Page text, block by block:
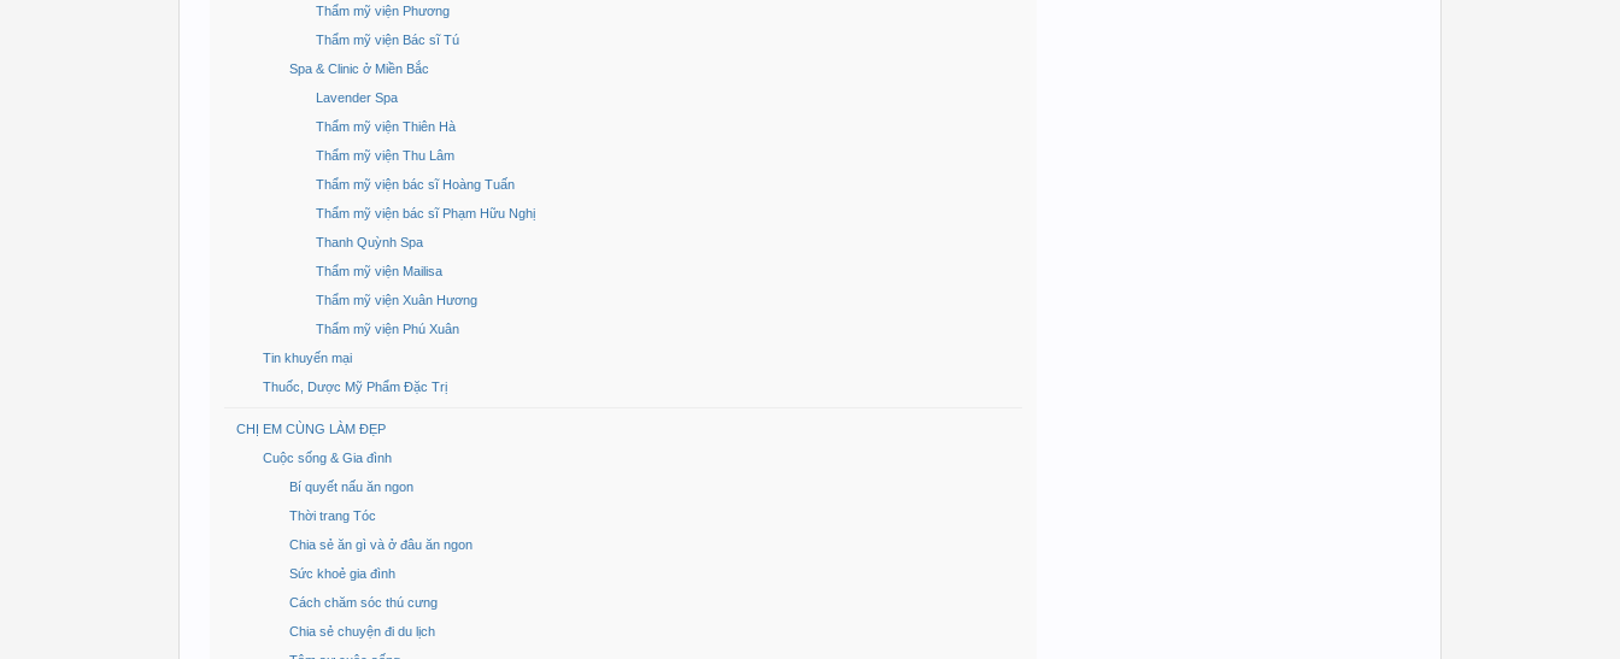
Thẩm mỹ viện Phương
Thẩm mỹ viện Bác sĩ Tú
Spa & Clinic ở Miền Bắc
Lavender Spa
Thẩm mỹ viện Thiên Hà
Thẩm mỹ viện Thu Lâm
Thẩm mỹ viện bác sĩ Hoàng Tuấn
Thẩm mỹ viện bác sĩ Phạm Hữu Nghị
Thanh Quỳnh Spa
Thẩm mỹ viện Mailisa
Thẩm mỹ viện Xuân Hương
Thẩm mỹ viện Phú Xuân
Tin khuyến mại
Thuốc, Dược Mỹ Phẩm Đặc Trị
CHỊ EM CÙNG LÀM ĐẸP
Cuộc sống & Gia đình
Bí quyết nấu ăn ngon
Thời trang Tóc
Chia sẻ ăn gì và ở đâu ăn ngon
Sức khoẻ gia đình
Cách chăm sóc thú cưng
Chia sẻ chuyện đi du lịch